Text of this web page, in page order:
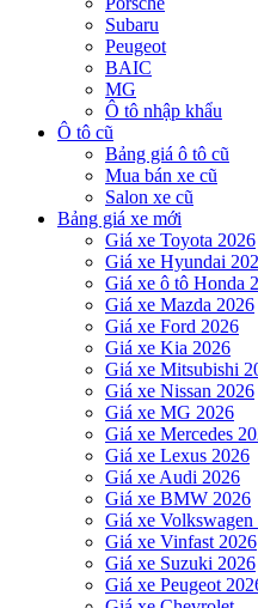
Subaru
Peugeot
BAIC
MG
Ô tô nhập khẩu
Ô tô cũ
Bảng giá ô tô cũ
Mua bán xe cũ
Salon xe cũ
Bảng giá xe mới
Giá xe Toyota 2026
Giá xe Hyundai
Giá xe ô tô Honda
Giá xe Mazda 2026
Giá xe Ford 2026
Giá xe Kia 2026
Giá xe Mitsubishi
Giá xe Nissan 2026
Giá xe MG 2026
Giá xe Mercedes
Giá xe Lexus 2026
Giá xe Audi 2026
Giá xe BMW 2026
Giá xe Volkswagen
Giá xe Vinfast 2026
Giá xe Suzuki 2026
Giá xe Peugeot